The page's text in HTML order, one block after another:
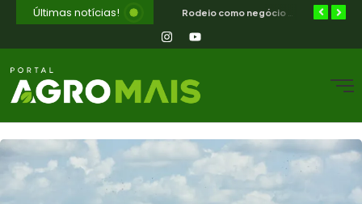
Últimas notícias!